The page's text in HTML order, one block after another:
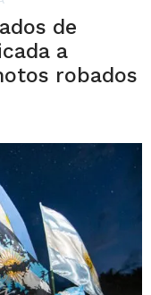
de
a
robados